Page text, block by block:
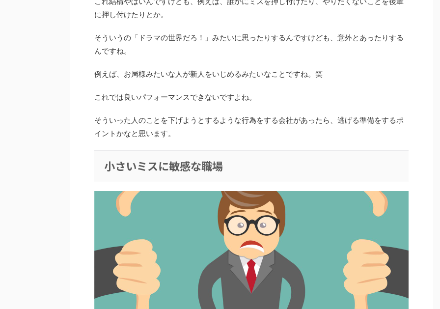
に押し付けたり とか。
そういうの「ドラマの世界だろ！」みたいに思ったりするんですけども、意外とあったりする
んですね。
例えば、お局様みたいな人が新人をいじめるみたいなことですね。笑
これでは良いパフォーマンスできないですよね。
そういった人のことを下げようとするような行為をする会社があったら、逃げる準備をするポ
イントかなと思います。
小さいミスに敏感な職場